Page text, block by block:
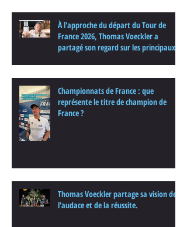
À l'approche du départ du Tour de
France 2026, Thomas Voeckler a
partagé son regard sur les principaux
Championnats de France : que
représente le titre de champion de
France ?
Thomas Voeckler partage sa vision de
l'audace et de la réussite.